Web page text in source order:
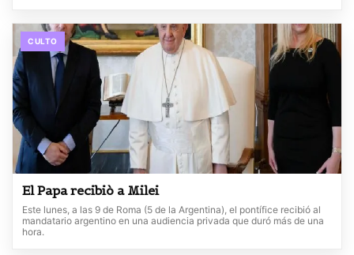
CULTO
El Papa recibiò a Milei
Este lunes, a las 9 de Roma (5 de la Argentina), el pontífice recibió al
mandatario argentino en una audiencia privada que duró más de una
hora.